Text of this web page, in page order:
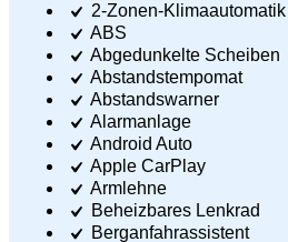
2-Zonen-Klimaautomatik
ABS
Abgedunkelte Scheiben
Abstandstempomat
Abstandswarner
Alarmanlage
Android Auto
Apple CarPlay
Armlehne
Beheizbares Lenkrad
Berganfahrassistent